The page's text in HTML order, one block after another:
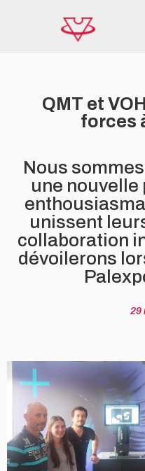
QMT et
forces
Nous
une
unissent
collaboration
dévoilerons
29